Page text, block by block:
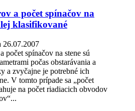
a počet spínačov na
klasifikované
26.07.2007
počet spínačov na stene sú
počas obstarávania a
a zvyčajne je potrebné ich
V tomto prípade sa „počet
na počet riadiacich obvodov